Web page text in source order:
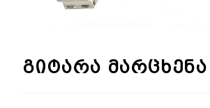
გიტარა მარცხენა